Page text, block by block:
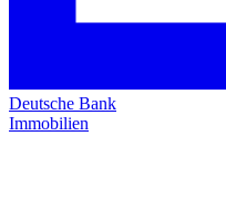
Deutsche Bank
Immobilien